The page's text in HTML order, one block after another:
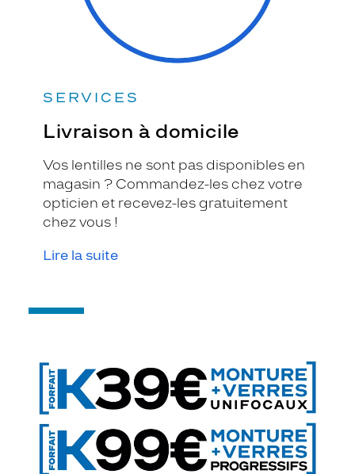
SERVICES
Livraison à domicile
Vos lentilles ne sont pas disponibles en
magasin ? Commandez-les chez votre
opticien et recevez-les gratuitement
chez vous !
Lire la suite
-
partir
39€